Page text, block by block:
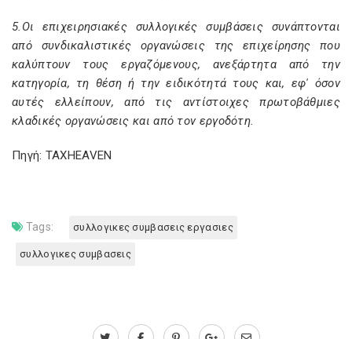
5.Οι επιχειρησιακές συλλογικές συµβάσεις συνάπτονται
από συνδικαλιστικές οργανώσεις της επιχείρησης που
καλύπτουν τους εργαζόµενους, ανεξάρτητα από την
κατηγορία, τη θέση ή την ειδικότητά τους και, εφ' όσον
αυτές ελλείπουν, από τις αντίστοιχες πρωτοβάθµιες
κλαδικές οργανώσεις και από τον εργοδότη.
Πηγή: TAXHEAVEN
Tags: συλλογικες συμβασεις εργασιες
συλλογικες συμβασεις